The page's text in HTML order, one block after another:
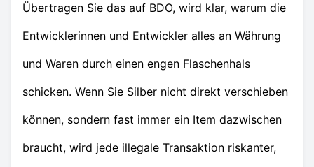
Übertragen Sie das auf BDO, wird klar, warum die
Entwicklerinnen und Entwickler alles an Währung
und Waren durch einen engen Flaschenhals
schicken. Wenn Sie Silber nicht direkt verschieben
können, sondern fast immer ein Item dazwischen
braucht, wird jede illegale Transaktion riskanter,